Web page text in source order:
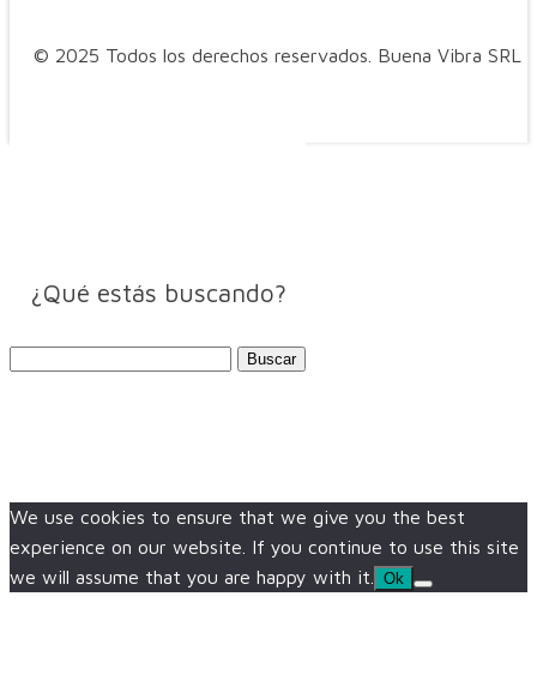
© 2025 Todos los derechos reservados. Buena Vibra SRL
¿Qué estás buscando?
We use cookies to ensure that we give you the best
experience on our website. If you continue to use this site
we will assume that you are happy with it.
Ok